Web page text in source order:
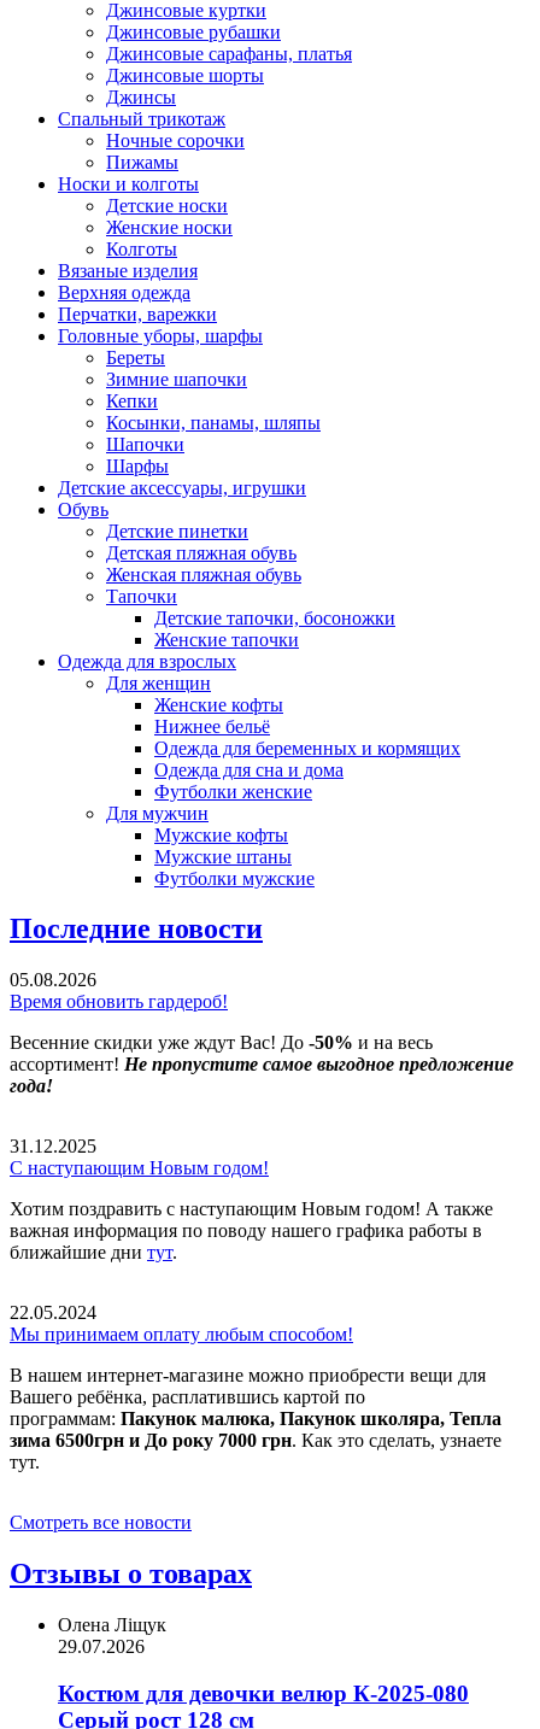
Джинсовые куртки
Джинсовые рубашки
Джинсовые сарафаны, платья
Джинсовые шорты
Джинсы
Спальный трикотаж
Ночные сорочки
Пижамы
Носки и колготы
Детские носки
Женские носки
Колготы
Вязаные изделия
Верхняя одежда
Перчатки, варежки
Головные уборы, шарфы
Береты
Зимние шапочки
Кепки
Косынки, панамы, шляпы
Шапочки
Шарфы
Детские аксессуары, игрушки
Обувь
Детские пинетки
Детская пляжная обувь
Женская пляжная обувь
Тапочки
Детские тапочки, босоножки
Женские тапочки
Одежда для взрослых
Для женщин
Женские кофты
Нижнее бельё
Одежда для беременных и кормящих
Одежда для сна и дома
Футболки женские
Для мужчин
Мужские кофты
Мужские штаны
Футболки мужские
Последние новости
05.08.2026
Время обновить гардероб!
Весенние скидки уже ждут Вас! До -50% и на весь
ассортимент! Не пропустите самое выгодное предложение
года!
31.12.2025
С наступающим Новым годом!
Хотим поздравить с наступающим Новым годом! А также
важная информация по поводу нашего графика работы в
ближайшие дни тут.
22.05.2024
Мы принимаем оплату любым способом!
В нашем интернет-магазине можно приобрести вещи для
Вашего ребёнка, расплатившись картой по
программам: Пакунок малюка, Пакунок школяра, Тепла
зима 6500грн и До року 7000 грн. Как это сделать, узнаете
тут.
Смотреть все новости
Отзывы о товарах
Олена Ліщук
29.07.2026
Костюм для девочки велюр К-2025-080
Серый рост 128 см